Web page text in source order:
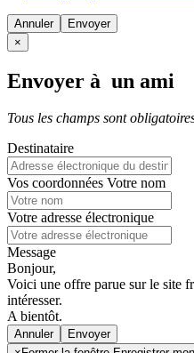
Annuler
×
Envoyer à un ami
Tous les champs sont
Destinataire
Vos coordonnées Votre nom
Votre adresse électronique
Message
Bonjour,
Voici une offre parue sur le site
intéresser.
A bientôt.
Annuler